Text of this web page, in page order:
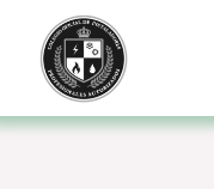
contenido